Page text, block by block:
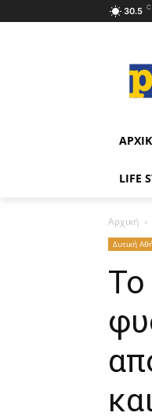
30.5 C
LIFE
Αρχική
Δυτική